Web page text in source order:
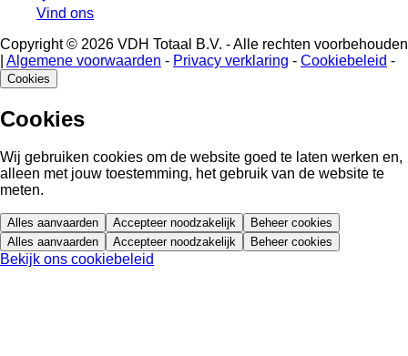
Vind ons
Copyright © 2026 VDH Totaal B.V. - Alle rechten voorbehouden
Algemene voorwaarden - Privacy verklaring - Cookiebeleid -
Cookies
Cookies
Wij gebruiken cookies om de website goed te laten werken en,
alleen met jouw toestemming, het gebruik van de website te
meten.
Alles aanvaarden Accepteer noodzakelijk
Beheer cookies
Alles aanvaarden
Accepteer noodzakelijk Beheer cookies
Bekijk ons cookiebeleid